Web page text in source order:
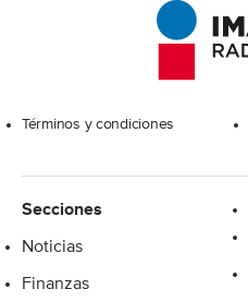
Términos y condiciones
Secciones
Noticias
Finanzas